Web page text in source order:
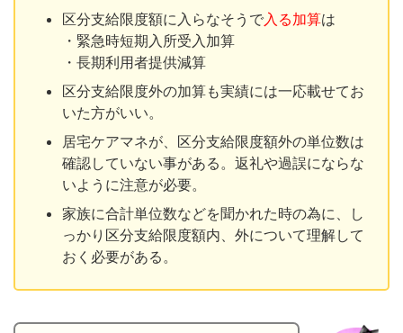
区分支給限度額に入らなそうで入る加算は
・緊急時短期入所受入加算
・長期利用者提供減算
区分支給限度外の加算も実績には一応載せてお
いた方がいい。
居宅ケアマネが、区分支給限度額外の単位数は
確認していない事がある。返礼や過誤にならな
いように注意が必要。
家族に合計単位数などを聞かれた時の為に、し
っかり区分支給限度額内、外について理解して
おく必要がある。